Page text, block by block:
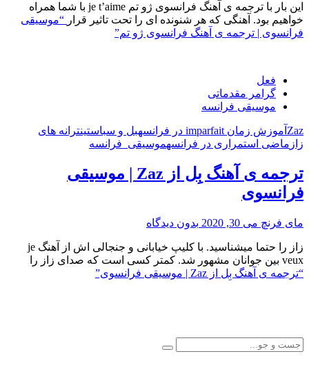
این بار با ترجمه ی آهنگ فرانسوی ژو تم je t’aime با شما همراه
خواهیم بود. آهنگی که هر شنونده ای را تحت تاثیر قرار “موسیقی
فرانسوی | ترجمه ی آهنگ فرانسوی ژو تم”
فعل
گرامر مقدماتی
موسیقی فرانسه
Zaz آموزش زمان imparfait در فرانسه بل و سباستینترانه های
زاز ماضی استمراری در فرانسهموسیقی_فرانسه
ترجمه ی آهنگ بِل از Zaz | موسیقی
فرانسوی
مای فرنچ می 30, 2020 بدون دیدگاه
زاز را حتما میشناسید. با کلیپ خیابانی و جنجالی اش از آهنگ je
veux بین جوانان مشهور شد. کمتر کسی است که صدای زاز را
“ترجمه ی آهنگ بِل از Zaz | موسیقی فرانسوی”